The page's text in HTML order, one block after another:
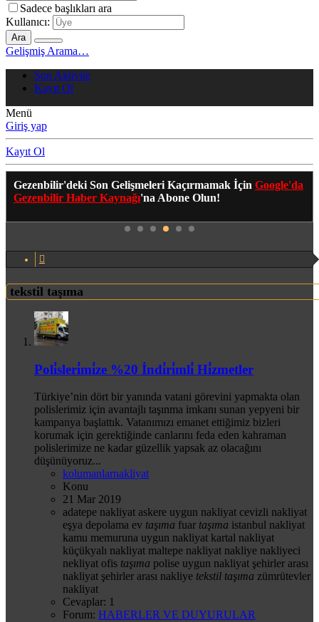
Sadece başlıkları ara
Kullanıcı:
Ara
Gelişmiş Arama…
Son Aktivite
Kayıt Ol
Menü
Giriş yap
Kayıt Ol
Gezenbilir'deki Son Gelişmeleri Kaçırmamak İçin Google'da
Gezenbilir Haber Kaynağı'na Abone Olun!
tekstil taşıma
Poli̇sleri̇mi̇ze %20 İndi̇ri̇mli̇ Hi̇zmetler
Türkiye’nin dört bir yanında vatani görevini yapmakta olan
polislerimiz için avantajlı taşınma imkanı sunan yepyeni bir
kampanya başlattık. Vatanımızı emanet ettiğimiz bizleri
korumak için gerektiğinde canlarını feda eden kahraman
polislerimize ne kadar güzellik yapsak az olacağını
düşünüyoruz...
kolumanlarnakliyat
Konu
21 Mar 2019
adatepe nakliyat askere uygun nakliyat cevizli nakliyat
eşya depolama ev taşıma fuar taşıma istanbul nakliyat
kamu memuruna uygun nakliyat kartal nakliyat
küçükyalı nakliyat maltepe nakliyat nakliye nakliyeci
nekliyat ofis taşıma polise uygun nakliyat şehirler arası
nakliyat şehirler arası nakliye tekstil taşıma zümrütevler
nakliyat
Cevaplar: 1
Forum: HABERLER VE DUYURULAR